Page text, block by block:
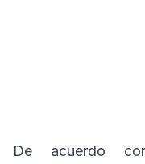
De acuerdo